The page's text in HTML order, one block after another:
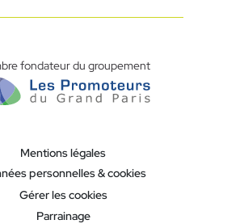
fondateur du groupement
Mentions légales
personnelles & cookies
Gérer les cookies
Parrainage